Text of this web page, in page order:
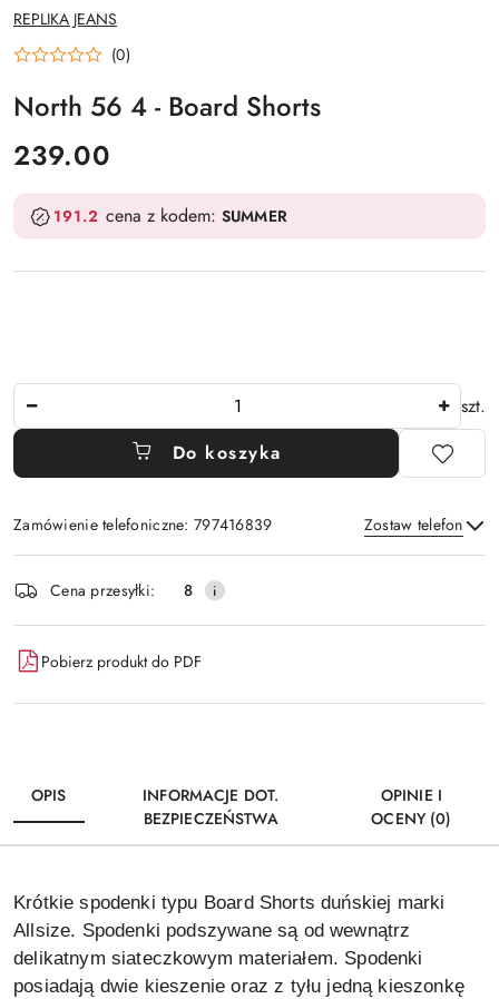
NAZWA
PRODUCENTA:
REPLIKA JEANS
(0)
North 56 4 - Board Shorts
cena:
239.00
191.2 cena z kodem: SUMMER
szt.
Do koszyka
Zamówienie telefoniczne: 797416839 Zostaw telefon
Wyślij
i
dostawa
Cena przesyłki: 8
Pobierz produkt do PDF
OPIS
INFORMACJE DOT.
BEZPIECZEŃSTWA
OPINIE I
OCENY (0)
Krótkie spodenki typu Board Shorts duńskiej marki
Allsize. Spodenki podszywane są od wewnątrz
delikatnym siateczkowym materiałem. Spodenki
posiadają dwie kieszenie oraz z tyłu jedną kieszonkę